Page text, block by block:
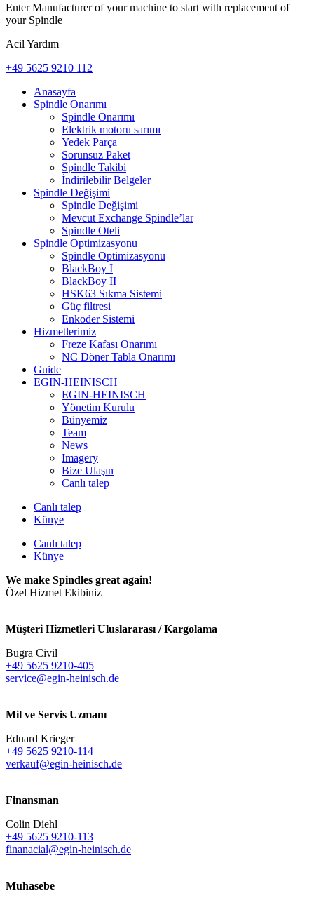
Enter Manufacturer of your machine to start with replacement of
your Spindle
Acil Yardım
+49 5625 9210 112
Anasayfa
Spindle Onarımı
Spindle Onarımı
Elektrik motoru sarımı
Yedek Parça
Sorunsuz Paket
Spindle Takibi
İndirilebilir Belgeler
Spindle Değişimi
Spindle Değişimi
Mevcut Exchange Spindle’lar
Spindle Oteli
Spindle Optimizasyonu
Spindle Optimizasyonu
BlackBoy I
BlackBoy II
HSK63 Sıkma Sistemi
Güç filtresi
Enkoder Sistemi
Hizmetlerimiz
Freze Kafası Onarımı
NC Döner Tabla Onarımı
Guide
EGIN-HEINISCH
EGIN-HEINISCH
Yönetim Kurulu
Bünyemiz
Team
News
Imagery
Bize Ulaşın
Canlı talep
Canlı talep
Künye
Canlı talep
Künye
We make Spindles great again!
Özel Hizmet Ekibiniz
Müşteri Hizmetleri Uluslararası / Kargolama
Bugra Civil
+49 5625 9210-405
service@egin-heinisch.de
Mil ve Servis Uzmanı
Eduard Krieger
+49 5625 9210-114
verkauf@egin-heinisch.de
Finansman
Colin Diehl
+49 5625 9210-113
finanacial@egin-heinisch.de
Muhasebe